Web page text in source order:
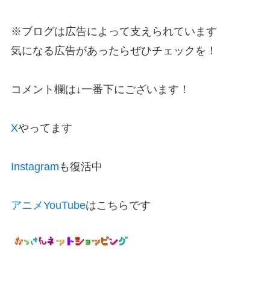
※ブログは広告によって支えられています
気になる広告があったらぜひチェックを！
コメント欄は↓一番下にございます！
Xやってます
Instagram も復活中
アニメYouTubeはこちらです